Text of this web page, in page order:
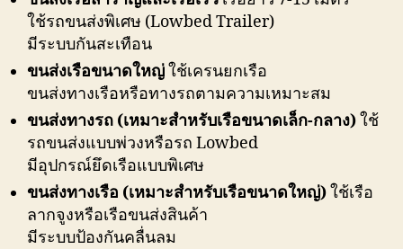
ใช้รถขนส่งพิเศษ (Lowbed Trailer)
มีระบบกันสะเทือน
ขนส่งเรือขนาดใหญ่ใช้เครนยกเรือ
ขนส่งทางเรือหรือทางรถตามความเหมาะสม
ขนส่งทางรถ (เหมาะสำหรับเรือขนาดเล็ก-กลาง)ใช้
รถขนส่งแบบพ่วงหรือรถ Lowbed
มีอุปกรณ์ยึดเรือแบบพิเศษ
ขนส่งทางเรือ (เหมาะสำหรับเรือขนาดใหญ่)ใช้เรือ
ลากจูงหรือเรือขนส่งสินค้า
มีระบบป้องกันคลื่นลม